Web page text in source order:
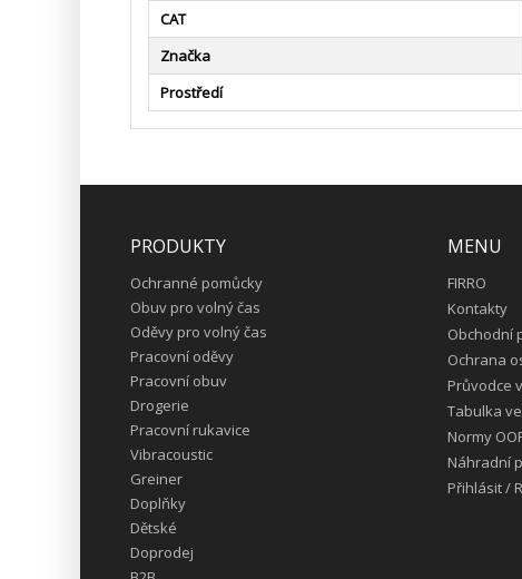
CAT
Značka
Prostředí
PRODUKTY
Ochranné pomůcky
Obuv pro volný čas
Oděvy pro volný čas
Pracovní oděvy
Pracovní obuv
Drogerie
Pracovní rukavice
Vibracoustic
Greiner
Doplňky
Dětské
Doprodej
MENU
FIRRO
Kontakty
Obchodní
Ochrana
Průvodce
Tabulka
Normy
Náhradní
Přihlásit/